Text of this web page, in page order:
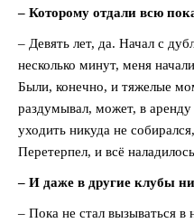
– Которому отдали всю
– Девять лет, да. Начал с
несколько минут, меня
Были, конечно, и тяжелые
раздумывал, может, в
уходить никуда не
Перетерпел, и всё
– И даже в другие клубы
– Пока не стал вызываться